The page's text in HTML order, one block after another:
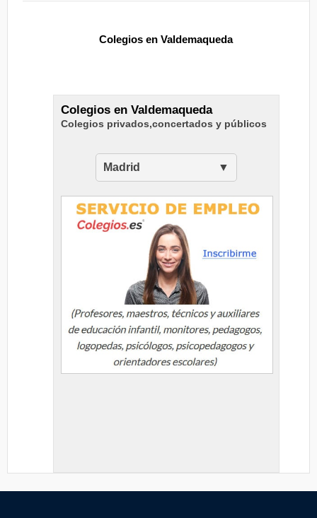
Colegios en Valdemaqueda
Colegios en Valdemaqueda
Colegios privados,concertados y públicos
Madrid